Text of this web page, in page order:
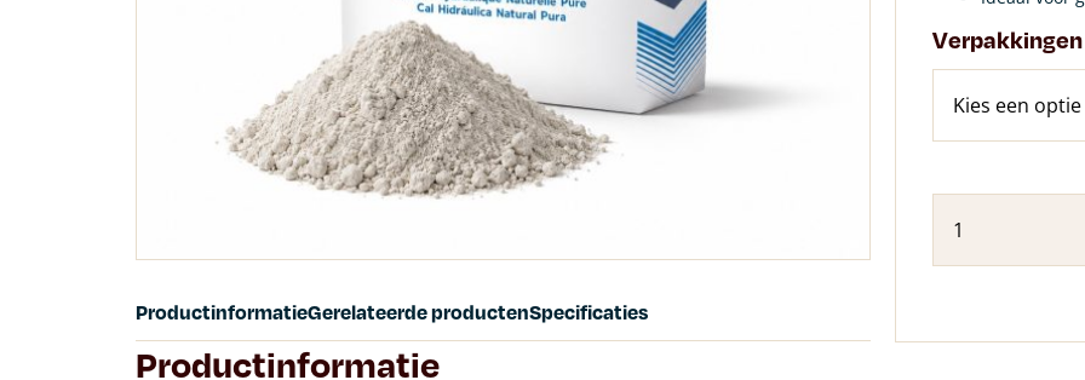
ProductinformatieGerelateerde productenSpecificaties
Productinformatie
Verpakkingen